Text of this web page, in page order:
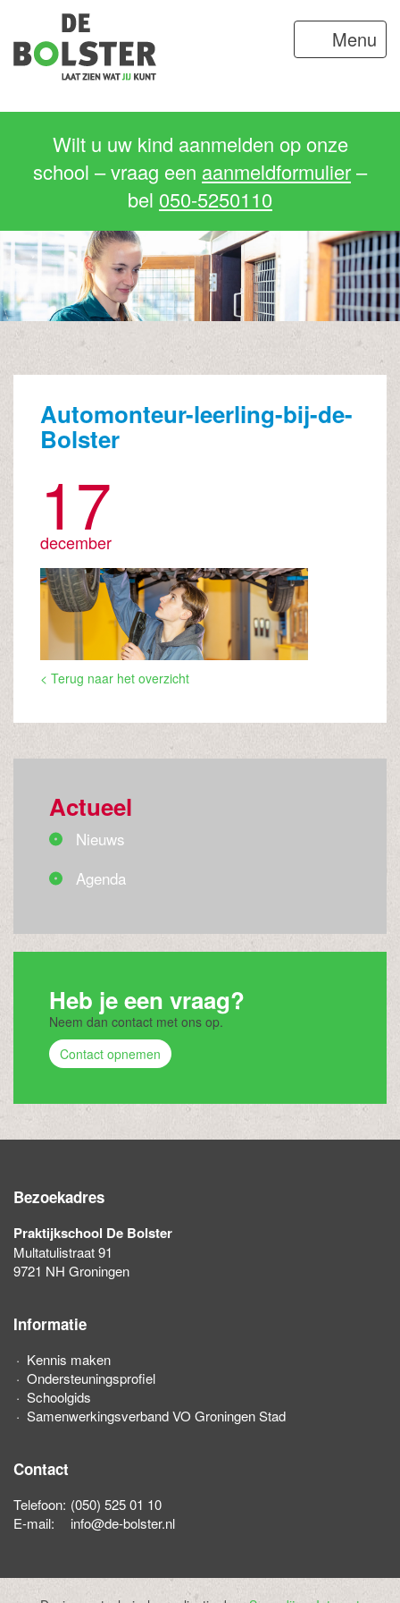
Menu
Wilt u uw kind aanmelden op onze
school – vraag een aanmeldformulier–
bel 050-5250110
Automonteur-leerling-bij-de-
Bolster
17
december
< Terug naar het overzicht
Actueel
Nieuws
Agenda
Heb je een vraag?
Neem dan contact met ons op.
Contact opnemen
Bezoekadres
Praktijkschool De Bolster
Multatulistraat 91
9721 NH Groningen
Informatie
Kennis maken
Ondersteuningsprofiel
Schoolgids
Samenwerkingsverband VO Groningen Stad
Contact
Telefoon: (050) 525 01 10
E-mail:
info@de-bolster.nl